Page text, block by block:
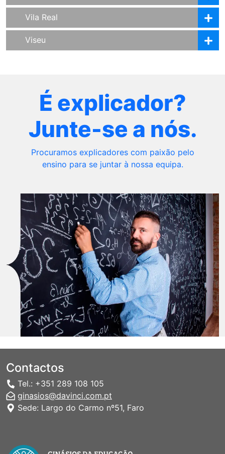
Vila Real
Viseu
É explicador?
Junte-se a nós.
Procuramos explicadores com paixão pelo
ensino para se juntar à nossa equipa.
Contactos
Tel.: +351 289 108 105
ginasios@davinci.com.pt
Sede: Largo do Carmo nº51, Faro